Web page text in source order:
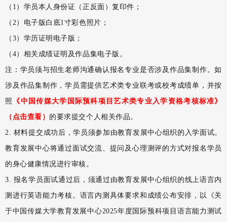
（1）学员本人身份证（正反面）复印件；
（2）电子版白底1寸彩色照片；
（3）学历证明电子版；
（4）相关成绩证明及作品集电子版。
注：学员须与招生老师沟通确认报名专业是否涉及作品集制作。如
涉及作品集制作，学员需提供艺术类专业联考或校考成绩单，并按
照 《中国传媒大学国际预科项目艺术类专业入学资格考核标准》
（点击查看） 的要求提交个人相关作品。
2. 材料提交成功后，学员须参加由教育发展中心组织的入学面试。
教育发展中心将通过面试交流、提问及心理测评的方式对报名学员
的身心健康情况进行审核。
3. 报名学员面试通过后，须通过由教育发展中心组织的线上语言内
测进行英语能力考核。语言内测具体要求和成绩公布安排，以《关
于中国传媒大学教育发展中心2025年度国际预科项目语言能力测试